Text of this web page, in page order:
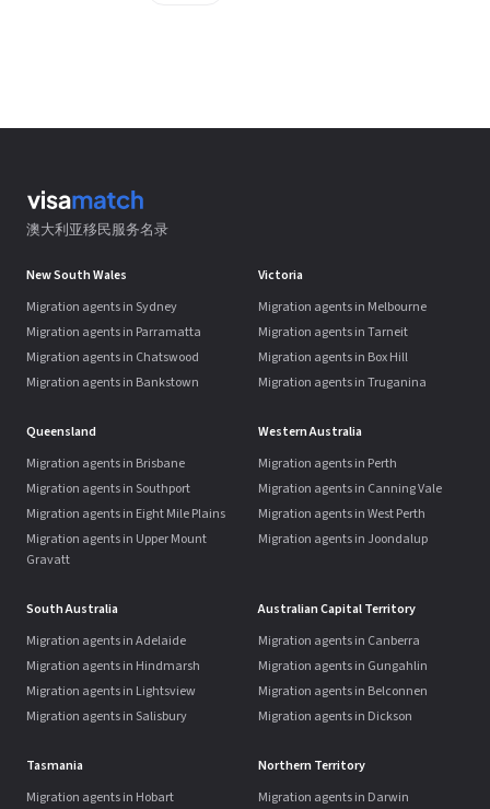
澳大利亚移民服务名录
New South Wales
Migration agents in Sydney
Migration agents in Parramatta
Migration agents in Chatswood
Migration agents in Bankstown
Victoria
Migration agents in Melbourne
Migration agents in Tarneit
Migration agents in Box Hill
Migration agents in Truganina
Queensland
Migration agents in Brisbane
Migration agents in Southport
Migration agents in Eight Mile Plains
Migration agents in Upper Mount
Gravatt
Western Australia
Migration agents in Perth
Migration agents in Canning Vale
Migration agents in West Perth
Migration agents in Joondalup
South Australia
Migration agents in Adelaide
Migration agents in Hindmarsh
Migration agents in Lightsview
Migration agents in Salisbury
Australian Capital Territory
Migration agents in Canberra
Migration agents in Gungahlin
Migration agents in Belconnen
Migration agents in Dickson
Tasmania
Migration agents in Hobart
Northern Territory
Migration agents in Darwin